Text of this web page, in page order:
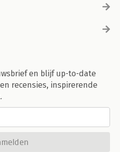
en blijf up-to-date
recensies, inspirerende